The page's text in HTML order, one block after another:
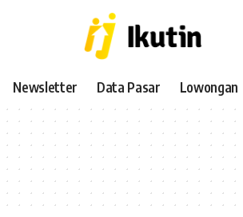
Newsletter Data Pasar Lowongan